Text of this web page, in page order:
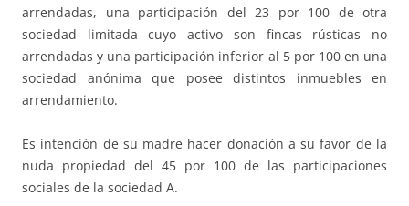
arrendadas, una participación del 23 por 100 de otra
sociedad limitada cuyo activo son fincas rústicas no
arrendadas y una participación inferior al 5 por 100 en una
sociedad anónima que posee distintos inmuebles en
arrendamiento.
Es intención de su madre hacer donación a su favor de la
nuda propiedad del 45 por 100 de las participaciones
sociales de la sociedad A.